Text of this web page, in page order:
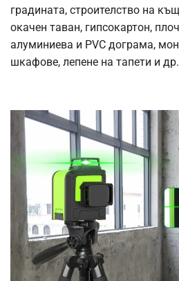
градината, строителство на
окачен таван, гипсокартон,
алуминиева и PVC дограма,
шкафове, лепене на тапети и др.